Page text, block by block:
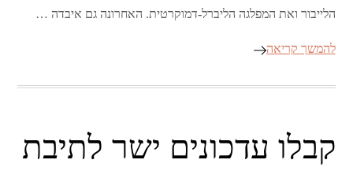
הלייבור ואת המפלגה הליברל-דמוקרטית. האחרונה גם איבדה …
להמשך קריאה
קבלו עדכונים ישר לתיבת